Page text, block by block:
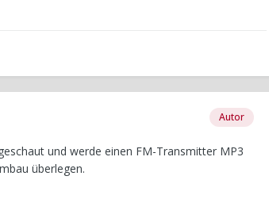
Autor
und werde einen FM-Transmitter MP3
überlegen.